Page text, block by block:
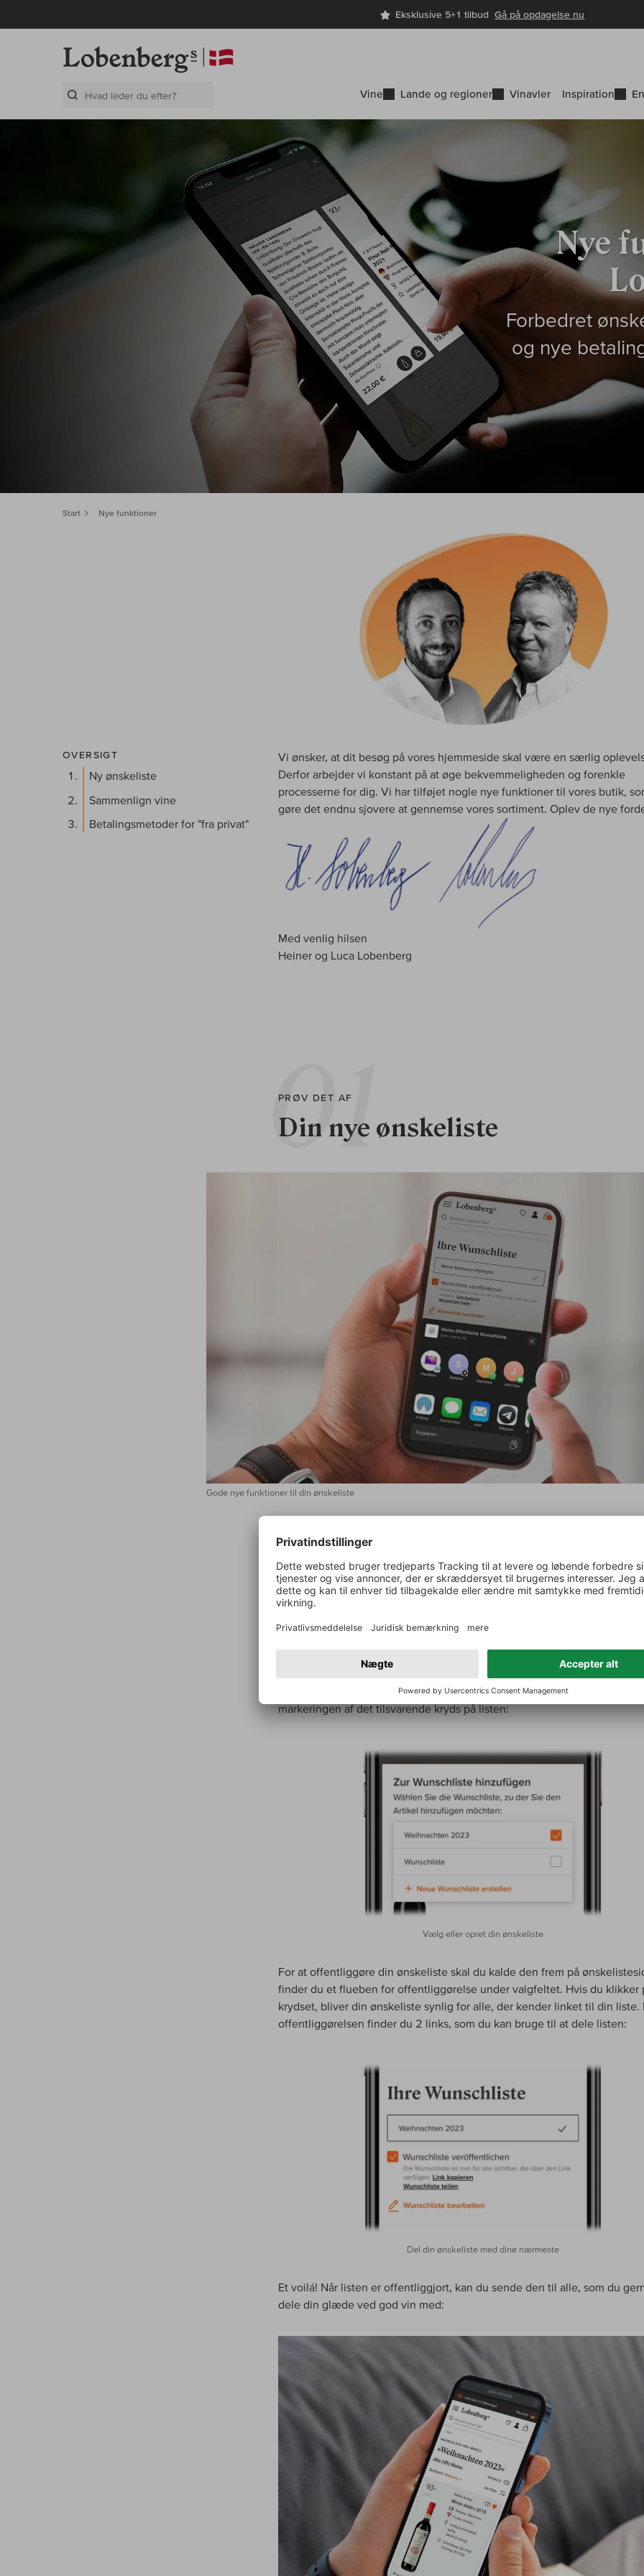
Eksklusive 5+1 tilbudGå på opdagelse nu
Vine Lande og regioner Vinavler Inspiration
Nye
Forbedret
og nye
Start Nye funktioner
OVERSIGT
Ny ønskeliste
Sammenlign vine
Betalingsmetoder for "fra privat"
Vi ønsker, at dit besøg på vores hjemmeside skal være en særlig
Derfor arbejder vi konstant på at øge bekvemmeligheden og forenkle
processerne for dig. Vi har tilføjet nogle nye funktioner til vores butik,
gøre det endnu sjovere at gennemse vores sortiment. Oplev de nye
Med venlig hilsen
Heiner og Luca Lobenberg
PRØV DET AF
Din nye ønskeliste
Gode nye funktioner til din ønskeliste
et nyt niveau. Ikke alene kan du have flere ønskelister på samme tid, du
også dele dem med venner og familie. En og samme vin kan også være
repræsenteret på flere lister. Det gør håndteringen meget nemmere og
mulighed for bedre at differentiere dine egne ønsker, hvad enten det er
Du skal blot trykke på hjertesymbolet for at gemme som normalt og
vælge den ønskede liste. I valgfeltet finder du også muligheden for at
nye lister. Hvis du vil slette en vin fra din ønskeliste, skal du blot fjerne
markeringen af det tilsvarende kryds på listen:
Vælg eller opret din ønskeliste
For at offentliggøre din ønskeliste skal du kalde den frem på
finder du et flueben for offentliggørelse under valgfeltet. Hvis du klikker
krydset, bliver din ønskeliste synlig for alle, der kender linket til din liste.
offentliggørelsen finder du 2 links, som du kan bruge til at dele listen:
Del din ønskeliste med dine nærmeste
Et voilá! Når listen er offentliggjort, kan du sende den til alle, som du
dele din glæde ved god vin med: